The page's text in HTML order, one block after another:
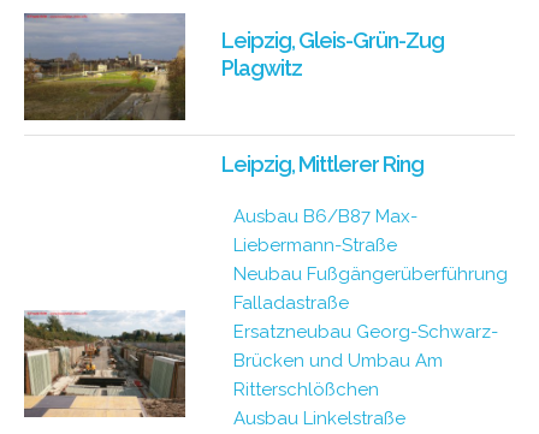
Leipzig, Gleis-Grün-Zug
Plagwitz
Leipzig, Mittlerer Ring
Ausbau B6/B87 Max-
Liebermann-Straße
Neubau Fußgängerüberführung
Falladastraße
Ersatzneubau Georg-Schwarz-
Brücken und Umbau Am
Ritterschlößchen
Ausbau Linkelstraße